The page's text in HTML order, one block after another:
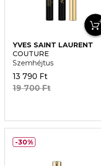
YVES SAINT LAURENT
COUTURE
Szemhéjtus
13 790 Ft
19 700 Ft
30%